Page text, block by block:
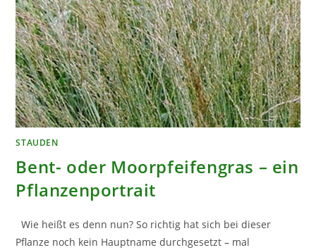
STAUDEN
Bent- oder Moorpfeifengras – ein
Pflanzenportrait
Wie heißt es denn nun? So richtig hat sich bei dieser
Pflanze noch kein Hauptname durchgesetzt – mal